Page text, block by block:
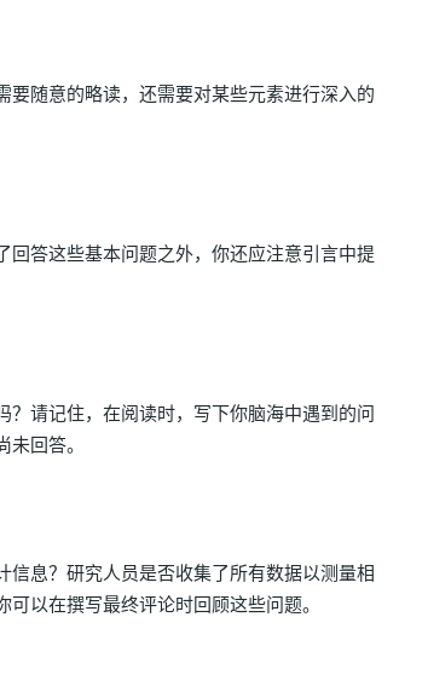
随意的略读，还需要对某些元素进行深入的
答这些基本问题之外，你还应注意引言中提
请记住，在阅读时，写下你脑海中遇到的问
回答。
息？研究人员是否收集了所有数据以测量相
以在撰写最终评论时回顾这些问题。